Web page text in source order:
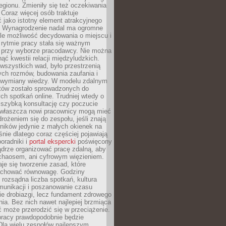
Zmieniły się też oczekiwania
więcej osób traktuje
jako istotny element atrakcyjnego
nadal ma ogromne
możliwość decydowania o miejscu i
pracy stała się ważnym
wyborze pracodawcy. Nie można
kwestii relacji międzyludzkich.
wad, było przestrzenią
rozmów, budowania zaufania i
wiedzy. W modelu zdalnym
zostało sprowadzonych do
spotkań online. Trudniej wtedy o
konsultację czy poczucie
nowi pracownicy mogą mieć
się do zespołu, jeśli znają
jedynie z małych okienek na
dlatego coraz częściej pojawiają
i portal ekspercki poświęcony
organizować pracę zdalną, aby
ani cyfrowym więzieniem.
się tworzenie zasad, które
równowagę. Godziny
liczba spotkań, kultura
i poszanowanie czasu
drobiazgi, lecz fundament zdrowego
Bez nich nawet najlepiej brzmiąca
może przerodzić się w przeciążenie.
prawdopodobnie będzie